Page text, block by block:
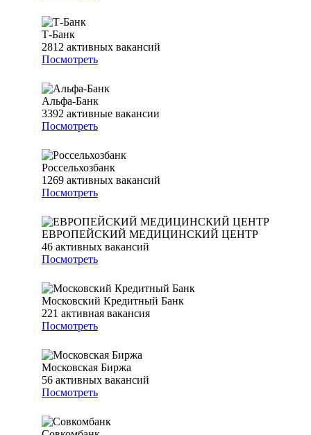
Т-Банк
2812 активных вакансий
Посмотреть
Альфа-Банк
3392 активные вакансии
Посмотреть
Россельхозбанк
1269 активных вакансий
Посмотреть
ЕВРОПЕЙСКИЙ МЕДИЦИНСКИЙ ЦЕНТР
46 активных вакансий
Посмотреть
Московский Кредитный Банк
221 активная вакансия
Посмотреть
Московская Биржа
56 активных вакансий
Посмотреть